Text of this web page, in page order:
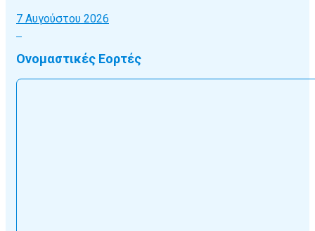
7 Αυγούστου 2026
Ονομαστικές Εορτές